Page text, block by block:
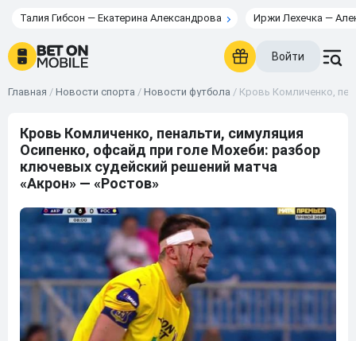
Талия Гибсон — Екатерина Александрова Иржи Лехечка —
Войти
Главная / Новости спорта / Новости футбола / Кровь Комличенко,
Кровь Комличенко, пенальти, симуляция
Осипенко, офсайд при голе Мохеби: разбор
ключевых судейский решений матча
«Акрон» — «Ростов»